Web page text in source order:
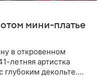
мини-платье
в откровенном
летняя артистка
глубоким декольте.